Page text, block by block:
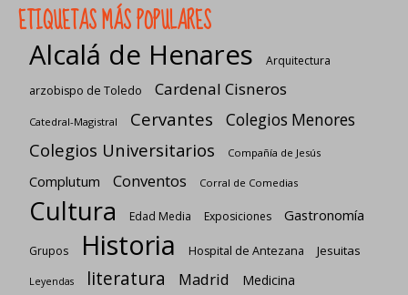
ETIQUETAS MÁS POPULARES
Alcalá de Henares
Arquitectura
arzobispo de Toledo
Cardenal Cisneros
Catedral-Magistral Cervantes Colegios Menores
Colegios Universitarios Compañía de Jesús
Complutum Conventos Corral de Comedias
Cultura Edad Media Exposiciones Gastronomía
Grupos Historia Hospital de Antezana Jesuitas
Leyendas literatura Madrid Medicina